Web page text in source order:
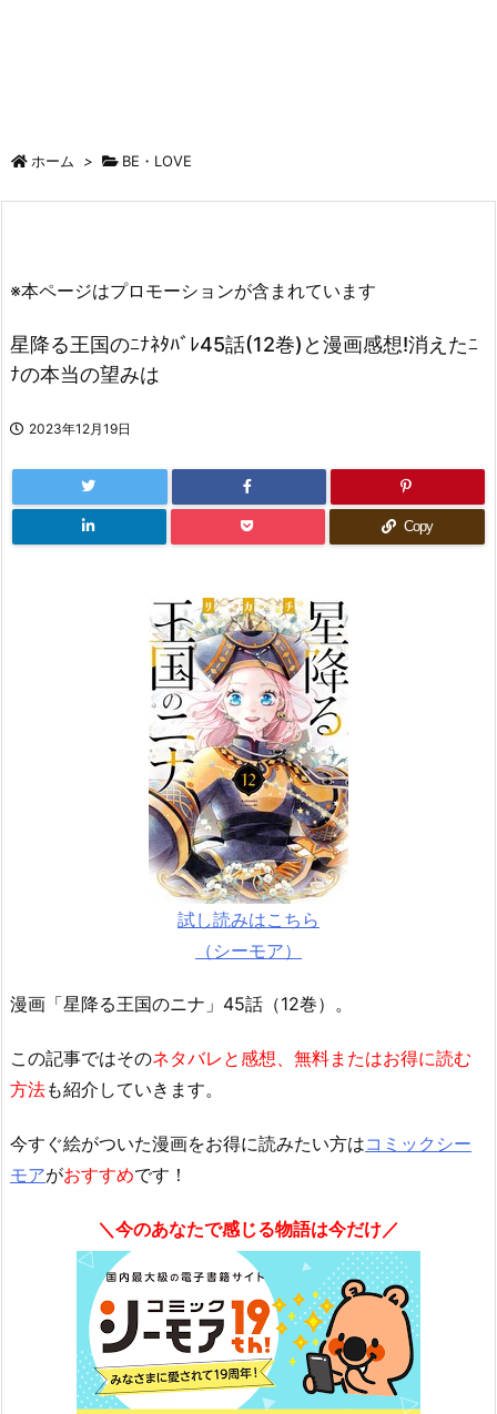
ホーム > BE・LOVE
※本ページはプロモーションが含まれています
星降る王国のﾆﾅﾈﾀﾊﾞﾚ45話(12巻)と漫画感想!消えたﾆ
ﾅの本当の望みは
2023年12月19日
Copy
試し読みはこちら
（シーモア）
漫画「星降る王国のニナ」45話（12巻）。
この記事ではそのネタバレと感想、無料またはお得に読む
方法も紹介していきます。
今すぐ絵がついた漫画をお得に読みたい方はコミックシー
モアがおすすめです！
＼今のあなたで感じる物語は今だけ／